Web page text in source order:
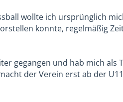
wollte ich ursprünglich
konnte, regelmäßig
gegangen und hab mich
der Verein erst ab der